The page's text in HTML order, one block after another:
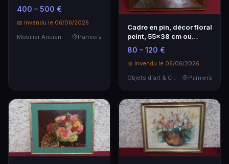
ancien de qualité
400 – 500 €
📅 Invendu le 06/06/2026
Mobilier Ancien
Pamiers
Cadre en pin, décor floral
peint, 55x38 cm ou
99x82 cm
80 – 120 €
📅 Invendu le 06/06/2026
Objets d'art & Curiosités
Pamiers